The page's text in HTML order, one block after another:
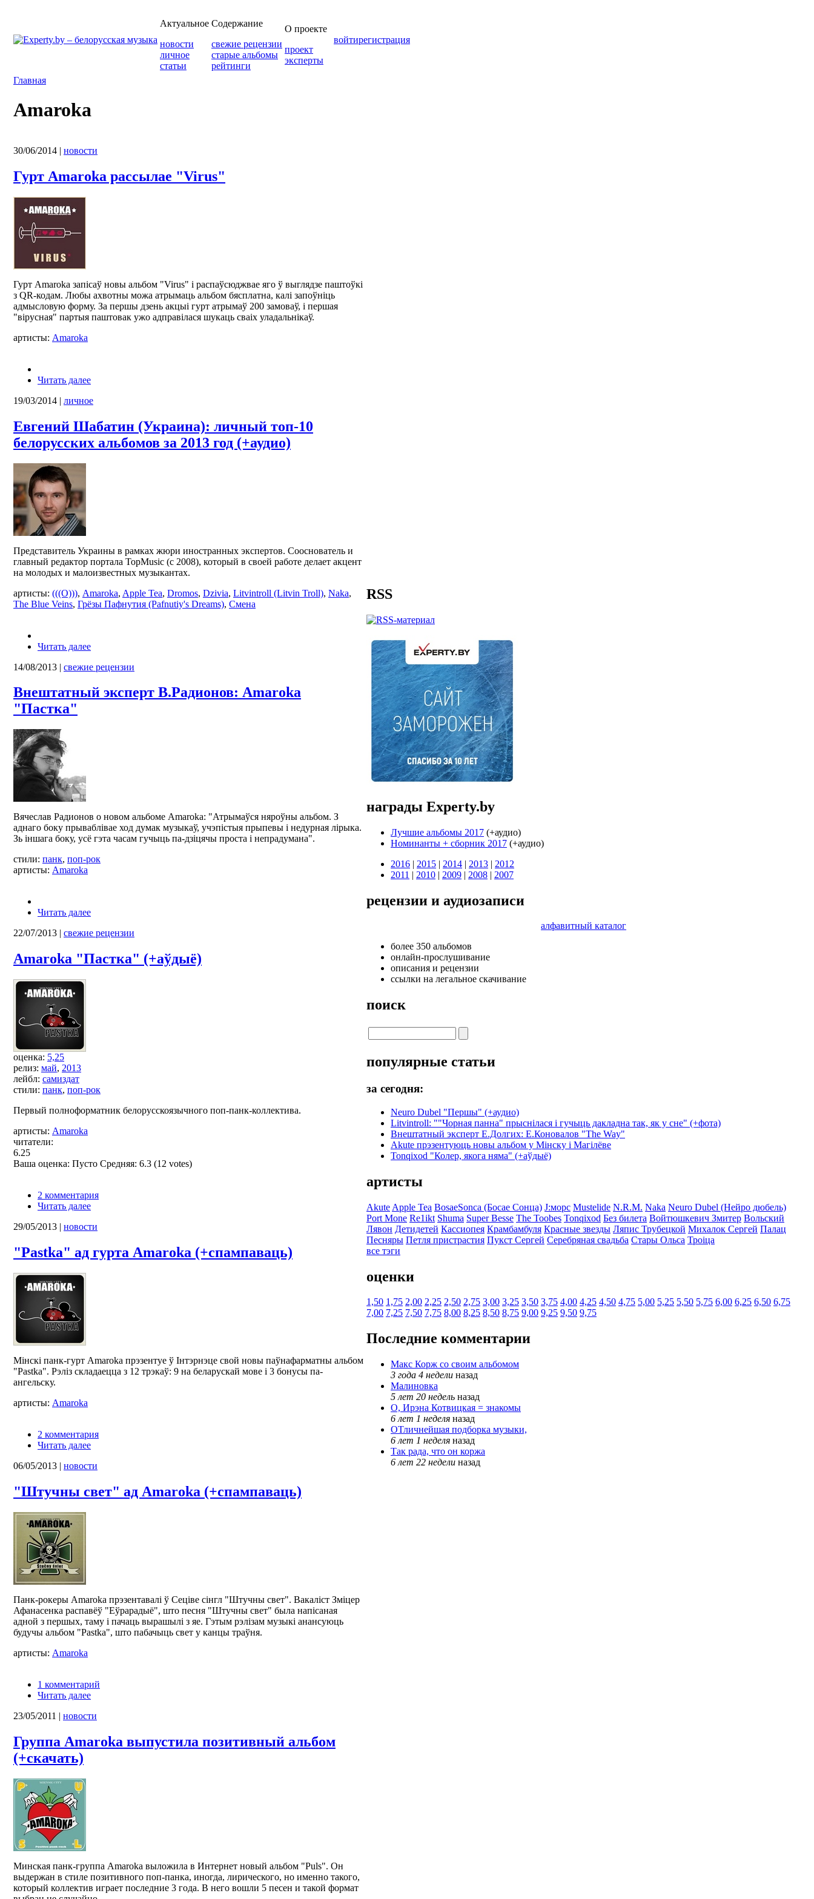
Актуальное
новости
личное
статьи
Содержание
свежие рецензии
старые альбомы
рейтинги
О проекте
проект
эксперты
войтирегистрация
Главная
Amaroka
30/06/2014 | новости
Гурт Amaroka рассылае "Virus"
Гурт Amaroka запісаў новы альбом "Virus" і распаўсюджвае яго ў выглядзе паштоўкі
з QR-кодам. Любы ахвотны можа атрымаць альбом бясплатна, калі запоўніць
адмысловую форму. За першы дзень акцыі гурт атрымаў 200 замоваў, і першая
"вірусная" партыя паштовак ужо адправілася шукаць сваіх уладальнікаў.
артисты: Amaroka
Читать далее
19/03/2014 | личное
Евгений Шабатин (Украина): личный топ-10
белорусских альбомов за 2013 год (+аудио)
Представитель Украины в рамках жюри иностранных экспертов. Сооснователь и
главный редактор портала TopMusic (с 2008), который в своей работе делает акцент
на молодых и малоизвестных музыкантах.
артисты: (((O))), Amaroka, Apple Tea, Dromos, Dzivia, Litvintroll (Litvin Troll), Naka,
The Blue Veins, Грёзы Пафнутия (Pafnutiy's Dreams), Смена
Читать далее
14/08/2013 | свежие рецензии
Внештатный эксперт В.Радионов: Amaroka
"Пастка"
Вячеслав Радионов о новом альбоме Amaroka: "Атрымаўся няроўны альбом. З
аднаго боку прываблівае ход думак музыкаў, учэпістыя прыпевы і недурная лірыка.
Зь іншага боку, усё гэта часам гучыць па-дзіцячы проста і непрадумана".
стили: панк, поп-рок
артисты: Amaroka
Читать далее
22/07/2013 | свежие рецензии
Amaroka "Пастка" (+аўдыё)
оценка: 5,25
релиз: май, 2013
лейбл: самиздат
стили: панк, поп-рок
Первый полноформатник белорусскоязычного поп-панк-коллектива.
артисты: Amaroka
читатели:
6.25
Ваша оценка: Пусто Средняя: 6.3 (12 votes)
2 комментария
Читать далее
29/05/2013 | новости
"Pastka" ад гурта Amaroka (+спампаваць)
Мінскі панк-гурт Amaroka прэзентуе ў Інтэрнэце свой новы паўнафарматны альбом
"Pastka". Рэліз складаецца з 12 трэкаў: 9 на беларускай мове і 3 бонусы па-
ангельску.
артисты: Amaroka
2 комментария
Читать далее
06/05/2013 | новости
"Штучны свет" ад Amaroka (+спампаваць)
Панк-рокеры Amaroka прэзентавалі ў Сеціве сінгл "Штучны свет". Вакаліст Зміцер
Афанасенка распавёў "Еўрарадыё", што песня "Штучны свет" была напісаная
адной з першых, таму і пачаць вырашылі з яе. Гэтым рэлізам музыкі анансуюць
будучы альбом "Pastka", што пабачыць свет у канцы траўня.
артисты: Amaroka
1 комментарий
Читать далее
23/05/2011 | новости
Группа Amaroka выпустила позитивный альбом
(+скачать)
Минская панк-группа Amaroka выложила в Интернет новый альбом "Puls". Он
выдержан в стиле позитивного поп-панка, иногда, лирического, но именно такого,
который коллектив играет последние 3 года. В него вошли 5 песен и такой формат
RSS
награды Experty.by
Лучшие альбомы 2017 (+аудио)
Номинанты + cборник 2017 (+аудио)
2016 | 2015 | 2014 | 2013 | 2012
2011 | 2010 | 2009 | 2008 | 2007
рецензии и аудиозаписи
алфавитный каталог
более 350 альбомов
онлайн-прослушивание
описания и рецензии
ссылки на легальное скачивание
поиск
популярные статьи
за сегодня:
Neuro Dubel "Першы" (+аудио)
Litvintroll: ""Чорная панна" прыснілася і гучыць дакладна так, як у сне" (+фота)
Внештатный эксперт Е.Долгих: Е.Коновалов "The Way"
Akute прэзентуюць новы альбом у Мінску і Магілёве
Tonqixod "Колер, якога няма" (+аўдыё)
артисты
Akute Apple Tea BosaeSonca (Босае Сонца) J:морс Mustelide N.R.M. Naka Neuro Dubel (Нейро дюбель)
Port Mone Re1ikt Shuma Super Besse The Toobes Tonqixod Без билета Войтюшкевич Змитер Вольский
Лявон Детидетей Кассиопея Крамбамбуля Красные звезды Ляпис Трубецкой Михалок Сергей Палац
Песняры Петля пристрастия Пукст Сергей Серебряная свадьба Стары Ольса Троіца
все тэги
оценки
1,50 1,75 2,00 2,25 2,50 2,75 3,00 3,25 3,50 3,75 4,00 4,25 4,50 4,75 5,00 5,25 5,50 5,75 6,00 6,25 6,50 6,75
7,00 7,25 7,50 7,75 8,00 8,25 8,50 8,75 9,00 9,25 9,50 9,75
Последние комментарии
Макс Корж со своим альбомом
3 года 4 недели назад
Малиновка
5 лет 20 недель назад
О, Ирэна Котвицкая = знакомы
6 лет 1 неделя назад
ОТличнейшая подборка музыки,
6 лет 1 неделя назад
Так рада, что он коржа
6 лет 22 недели назад